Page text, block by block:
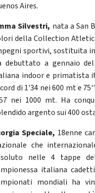
Aires.
Silvestri, nata a San
della Collection
sportivi, sostituita
debuttato a gennaio
indoor e primatista
di 1'34 nei 600 mt e
nei 1000 mt. Ha
argento sui 400
Speciale, 18enne
che
nelle 4 tappe
italiana
mondiali ha